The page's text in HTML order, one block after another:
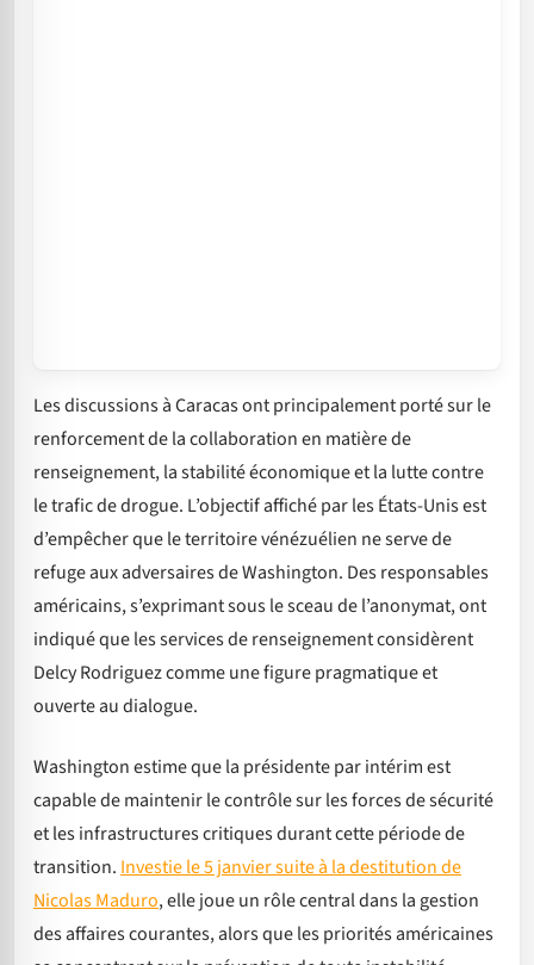
Les discussions à Caracas ont principalement porté sur le
renforcement de la collaboration en matière de
renseignement, la stabilité économique et la lutte contre
le trafic de drogue. L’objectif affiché par les États-Unis est
d’empêcher que le territoire vénézuélien ne serve de
refuge aux adversaires de Washington. Des responsables
américains, s’exprimant sous le sceau de l’anonymat, ont
indiqué que les services de renseignement considèrent
Delcy Rodriguez comme une figure pragmatique et
ouverte au dialogue.
Washington estime que la présidente par intérim est
capable de maintenir le contrôle sur les forces de sécurité
et les infrastructures critiques durant cette période de
transition. Investie le 5 janvier suite à la destitution de
Nicolas Maduro, elle joue un rôle central dans la gestion
des affaires courantes, alors que les priorités américaines